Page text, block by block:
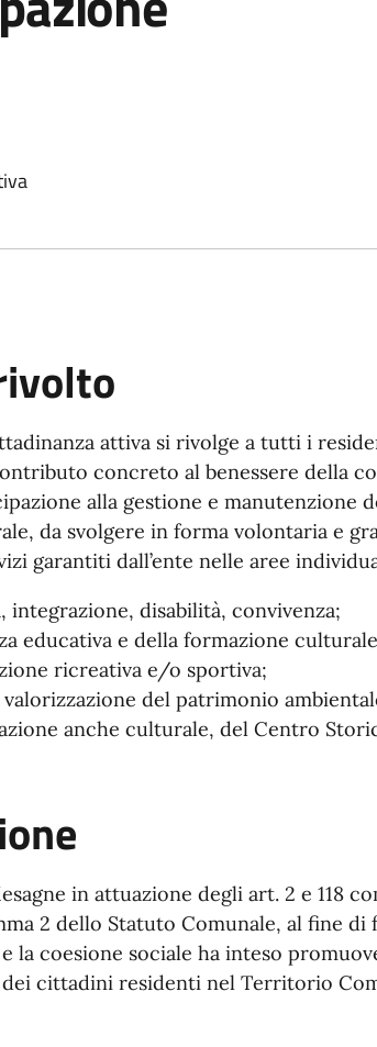
attiva si rivolge a tutti i
concreto al benessere della
alla gestione e
da svolgere in forma volontaria e
garantiti dall’ente nelle aree
disabilità, convivenza;
e della formazione culturale
ricreativa e/o sportiva;
del patrimonio
anche culturale, del Centro
in attuazione degli art. 2 e 118
2 dello Statuto Comunale, al fine
la coesione sociale ha inteso
cittadini residenti nel Territorio